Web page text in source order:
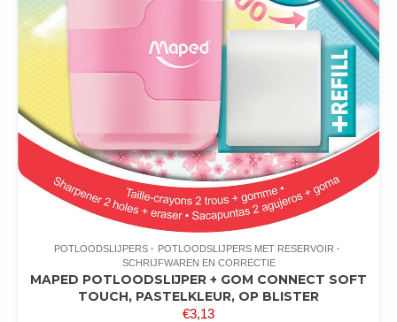
POTLOODSLIJPERS
POTLOODSLIJPERS MET RESERVOIR
SCHRIJFWAREN EN CORRECTIE
MAPED POTLOODSLIJPER + GOM CONNECT SOFT
TOUCH, PASTELKLEUR, OP BLISTER
€3,13